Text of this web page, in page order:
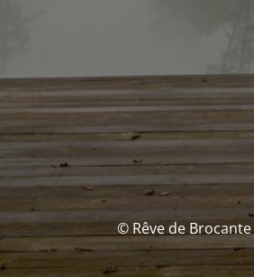
© Rêve de Brocante